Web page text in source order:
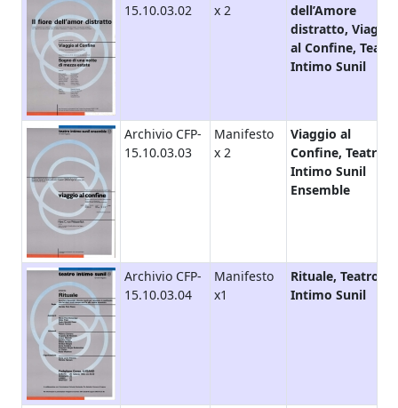
15.10.03.02
x 2
dell’Amore
distratto, Viaggio
al Confine, Teatro
Intimo Sunil
Archivio CFP-
15.10.03.03
Manifesto
x 2
Viaggio al
Confine, Teatro
Intimo Sunil
Ensemble
Archivio CFP-
15.10.03.04
Manifesto
x1
Rituale, Teatro
Intimo Sunil